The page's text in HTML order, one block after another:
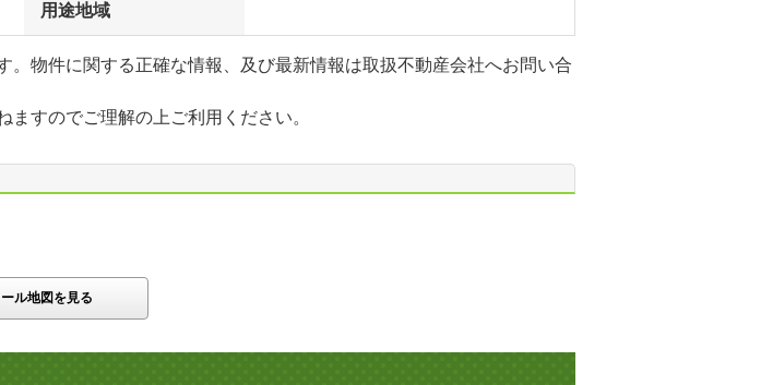
用途地域
。物件に関する正確な情報、及び最新情報は取扱不動産会社へお問い合
すのでご理解の上ご利用ください。
ル地図を見る